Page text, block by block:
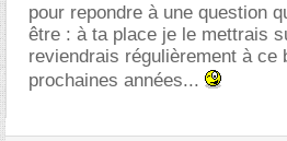
pour repondre à une question
être : à ta place je le mettrais
reviendrais régulièrement à ce
prochaines années...